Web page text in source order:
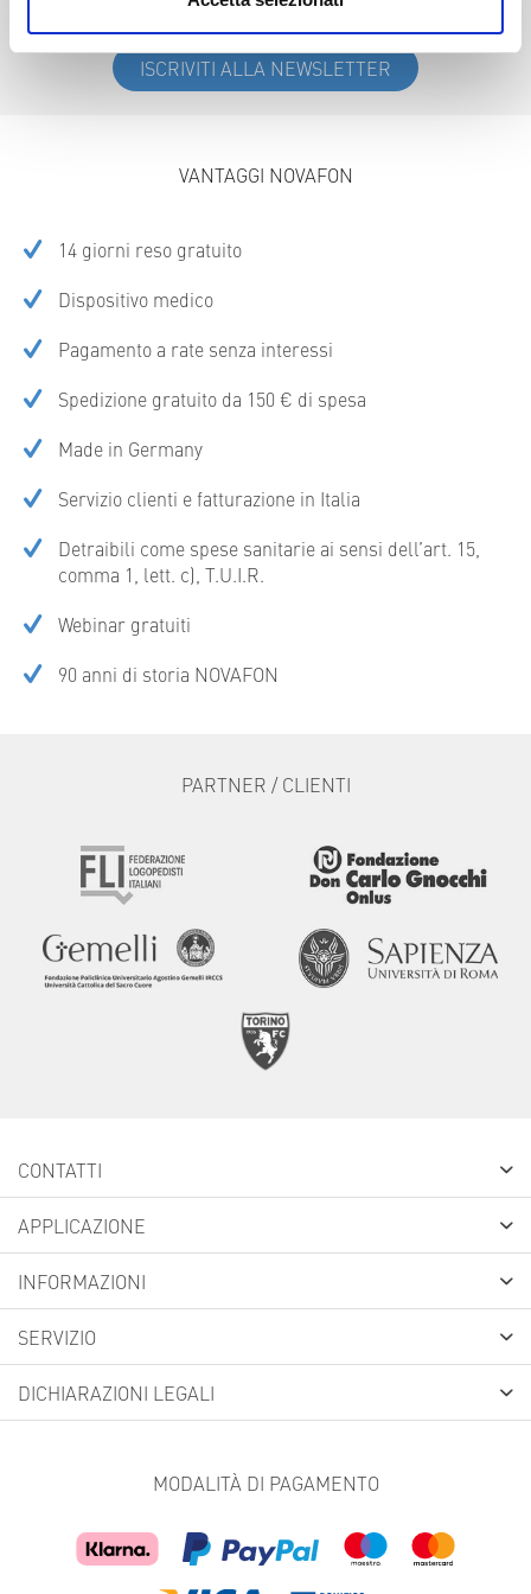
20 € di sconto sul dispositivo, iscriviti alla nostra newsletter
ISCRIVITI ALLA NEWSLETTER
VANTAGGI NOVAFON
14 giorni reso gratuito
Dispositivo medico
Pagamento a rate senza interessi
Spedizione gratuito da 150 € di spesa
Made in Germany
Servizio clienti e fatturazione in Italia
Detraibili come spese sanitarie ai sensi dell’art. 15,
comma 1, lett. c), T.U.I.R.
Webinar gratuiti
90 anni di storia NOVAFON
PARTNER / CLIENTI
CONTATTI
APPLICAZIONE
INFORMAZIONI
SERVIZIO
DICHIARAZIONI LEGALI
MODALITÀ DI PAGAMENTO